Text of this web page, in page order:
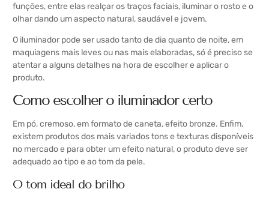
funções, entre elas realçar os traços faciais, iluminar o rosto e o
olhar dando um aspecto natural, saudável e jovem.
O iluminador pode ser usado tanto de dia quanto de noite, em
maquiagens mais leves ou nas mais elaboradas, só é preciso se
atentar a alguns detalhes na hora de escolher e aplicar o
produto.
Como escolher o iluminador certo
Em pó, cremoso, em formato de caneta, efeito bronze. Enfim,
existem produtos dos mais variados tons e texturas disponíveis
no mercado e para obter um efeito natural, o produto deve ser
adequado ao tipo e ao tom da pele.
O tom ideal do brilho